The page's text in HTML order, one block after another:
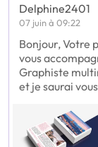
Delphine2401
07 juin à 09:22
Bonjour, Votre
vous
Graphiste
et je saurai